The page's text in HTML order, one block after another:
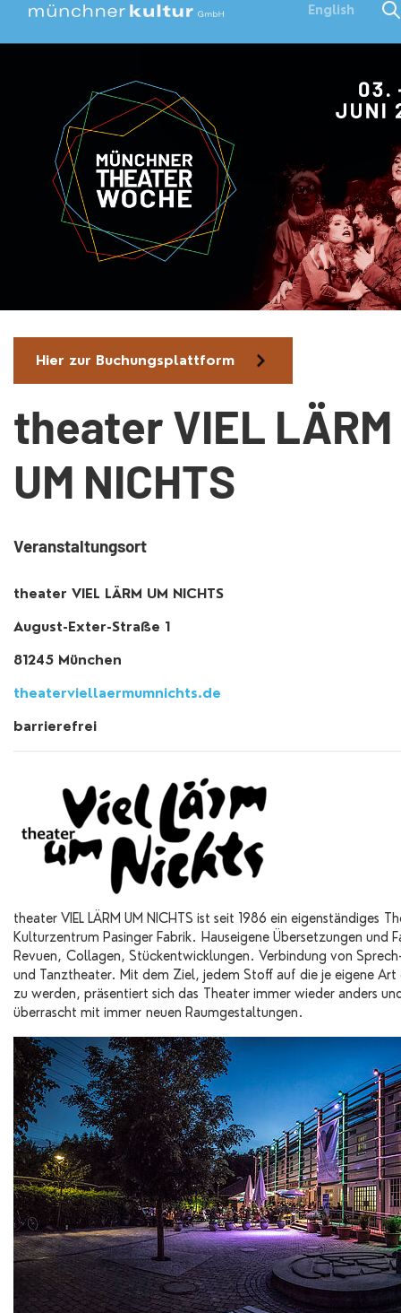
English
Hier zur Buchungsplattform
theater VIEL LÄRM
UM NICHTS
Veranstaltungsort
theater VIEL LÄRM UM NICHTS
August-Exter-Straße 1
81245 München
theaterviellaermumnichts.de
barrierefrei
theater VIEL LÄRM UM NICHTS ist seit 1986 ein eigenständiges
Kulturzentrum Pasinger Fabrik. Hauseigene Übersetzungen und
Revuen, Collagen, Stückentwicklungen. Verbindung von
und Tanztheater. Mit dem Ziel, jedem Stoff auf die je eigene Art
zu werden, präsentiert sich das Theater immer wieder anders
überrascht mit immer neuen Raumgestaltungen.